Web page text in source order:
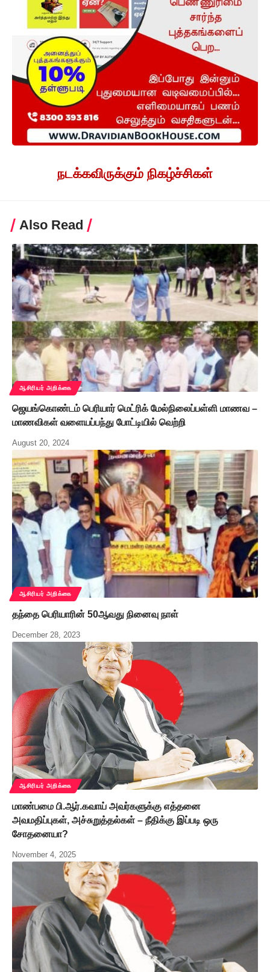
நடக்கவிருக்கும் நிகழ்ச்சிகள்
Also Read
ஆசிரியர் அறிக்கை
ஜெயங்கொண்டம் பெரியார் மெட்ரிக் மேல்நிலைப்பள்ளி மாணவ –
மாணவிகள் வளையப்பந்து போட்டியில் வெற்றி
August 20, 2024
ஆசிரியர் அறிக்கை
தந்தை பெரியாரின் 50ஆவது நினைவு நாள்
December 28, 2023
ஆசிரியர் அறிக்கை
மாண்பமை பி.ஆர்.கவாய் அவர்களுக்கு எத்தனை
அவமதிப்புகள், அச்சுறுத்தல்கள் – நீதிக்கு இப்படி ஒரு
சோதனையா?
November 4, 2025